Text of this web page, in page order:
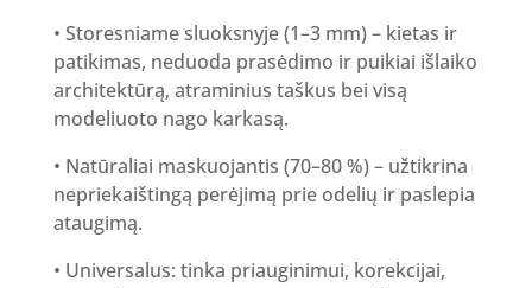
• Storesniame sluoksnyje (1–3 mm) – kietas ir
patikimas, neduoda prasėdimo ir puikiai išlaiko
architektūrą, atraminius taškus bei visą
modeliuoto nago karkasą.
• Natūraliai maskuojantis (70–80 %) – užtikrina
nepriekaištingą perėjimą prie odelių ir paslepia
ataugimą.
• Universalus: tinka priauginimui, korekcijai,